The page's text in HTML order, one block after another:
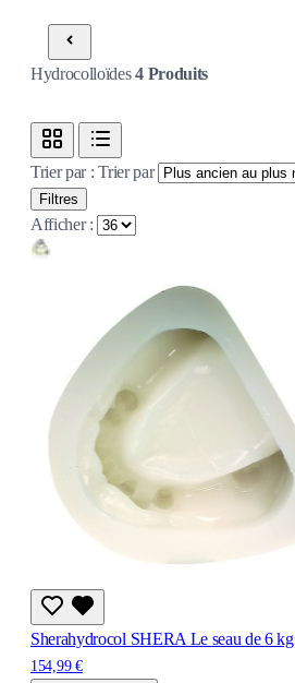
Hydrocolloïdes 4 Produits
Trier par :Trier par
Filtres
Afficher :
Sherahydrocol SHERA Le seau de 6 kg
154,99 €